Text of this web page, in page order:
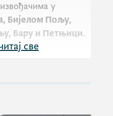
у
Бијелом Пољу,
Бару и Петњици.
плаћања у
све